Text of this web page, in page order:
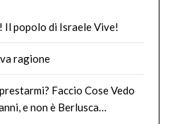
Il popolo di Israele Vive!
ragione
Faccio Cose Vedo
e non è Berlusca…